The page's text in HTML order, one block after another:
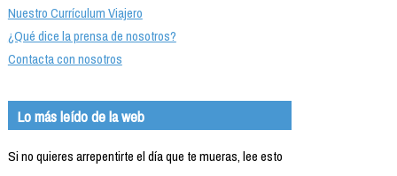
Nuestro Currículum Viajero
¿Qué dice la prensa de nosotros?
Contacta con nosotros
Lo más leído de la web
Si no quieres arrepentirte el día que te mueras, lee esto